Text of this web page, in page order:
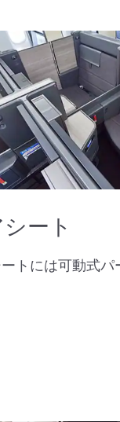
ート
トには可動式パ